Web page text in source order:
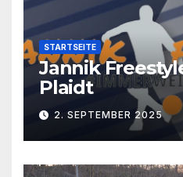
STARTSEITE
Jannik
Plaidt
2. SEPTEMBER 2025